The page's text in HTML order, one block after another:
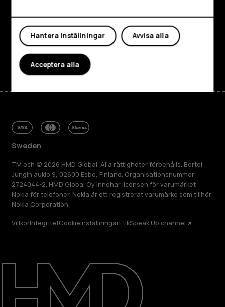
Reparera, återanvända, återvinna
Hållbarhet
Kundservice
Kundservice
FacebookInstagram
Tiktok
Sweden
TM och © 2026 HMD Global. Alla rättigheter förbehålls. Bertel
Jungin aukio 9, 02600 Esbo, Finland. Organisationsnummer
2724044-2. HMD Global Oy innehar licensen för varumärket
Nokia för telefoner. Nokia är ett registrerat varumärke som tillhör
Nokia Corporation.
VillkorIntegritetCookieinställningarEtikSpeak Up channel
Avvisa alla
Hantera inställningar
Acceptera alla